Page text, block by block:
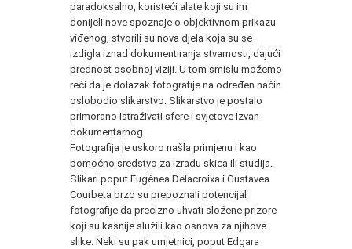
paradoksalno, koristeći alate koji su im
donijeli nove spoznaje o objektivnom prikazu
viđenog, stvorili su nova djela koja su se
izdigla iznad dokumentiranja stvarnosti, dajući
prednost osobnoj viziji. U tom smislu možemo
reći da je dolazak fotografije na određen način
oslobodio slikarstvo. Slikarstvo je postalo
primorano istraživati sfere i svjetove izvan
dokumentarnog.
Fotografija je uskoro našla primjenu i kao
pomoćno sredstvo za izradu skica ili studija.
Slikari poput Eugènea Delacroixa i Gustavea
Courbeta brzo su prepoznali potencijal
fotografije da precizno uhvati složene prizore
koji su kasnije služili kao osnova za njihove
slike. Neki su pak umjetnici, poput Edgara